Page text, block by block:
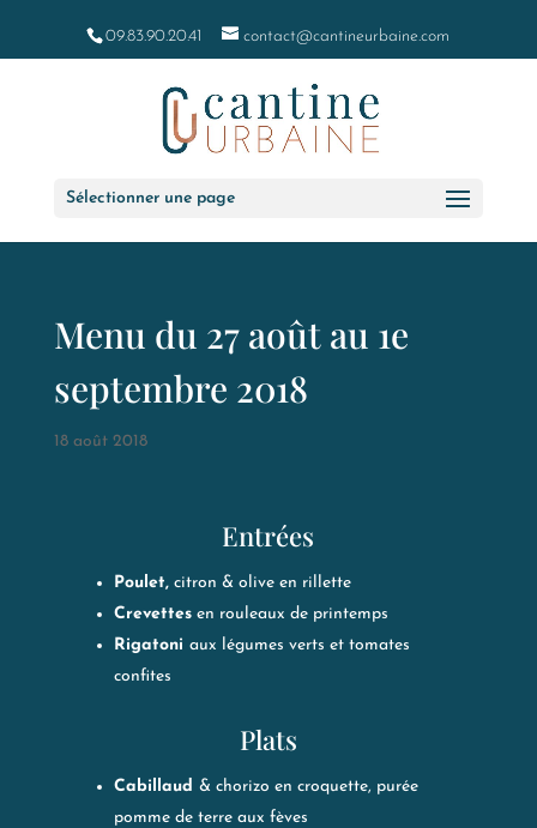
09.83.90.20.41 contact@cantineurbaine.com
Sélectionner une page
Menu du 27 août au 1e
septembre 2018
18 août 2018
Entrées
Poulet,citron & olive en rillette
Crevettesen rouleaux de printemps
Rigatoni aux légumes verts et tomates
confites
Plats
Cabillaud & chorizo en croquette, purée
pomme de terre aux fèves